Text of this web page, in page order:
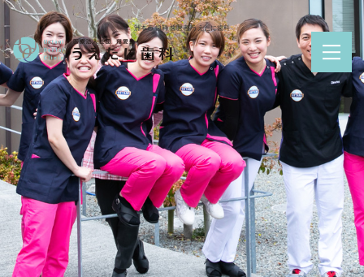
洲本市 歯科 歯医者 うえたに歯科